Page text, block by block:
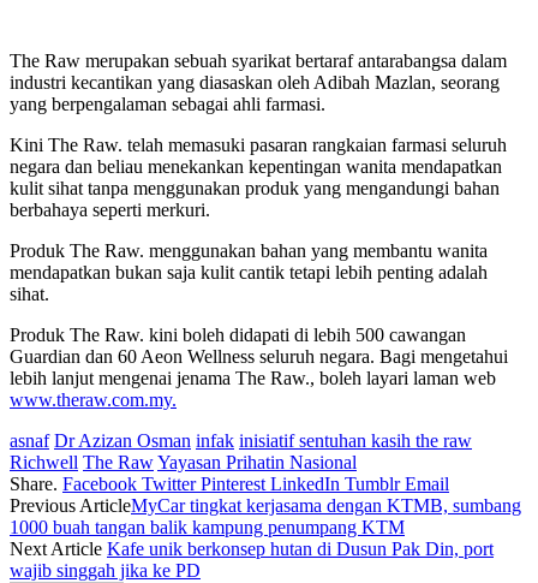
The Raw merupakan sebuah syarikat bertaraf antarabangsa dalam
industri kecantikan yang diasaskan oleh Adibah Mazlan, seorang
yang berpengalaman sebagai ahli farmasi.
Kini The Raw. telah memasuki pasaran rangkaian farmasi seluruh
negara dan beliau menekankan kepentingan wanita mendapatkan
kulit sihat tanpa menggunakan produk yang mengandungi bahan
berbahaya seperti merkuri.
Produk The Raw. menggunakan bahan yang membantu wanita
mendapatkan bukan saja kulit cantik tetapi lebih penting adalah
sihat.
Produk The Raw. kini boleh didapati di lebih 500 cawangan
Guardian dan 60 Aeon Wellness seluruh negara. Bagi mengetahui
lebih lanjut mengenai jenama The Raw., boleh layari laman web
www.theraw.com.my.
asnaf Dr Azizan Osman infak inisiatif sentuhan kasih the raw
Richwell The RawYayasan Prihatin Nasional
Share. Facebook Twitter Pinterest LinkedIn Tumblr Email
Previous ArticleMyCar tingkat kerjasama dengan KTMB, sumbang
1000 buah tangan balik kampung penumpang KTM
Next Article Kafe unik berkonsep hutan di Dusun Pak Din, port
wajib singgah jika ke PD